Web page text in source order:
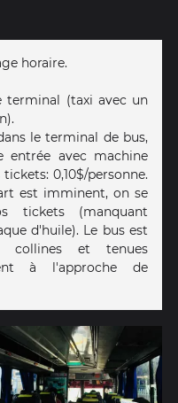
horaire.
terminal (taxi avec un
le terminal de bus,
avec machine
0,10$/personne.
est imminent, on se
tickets (manquant
d'huile). Le bus est
collines et tenues
à l'approche de